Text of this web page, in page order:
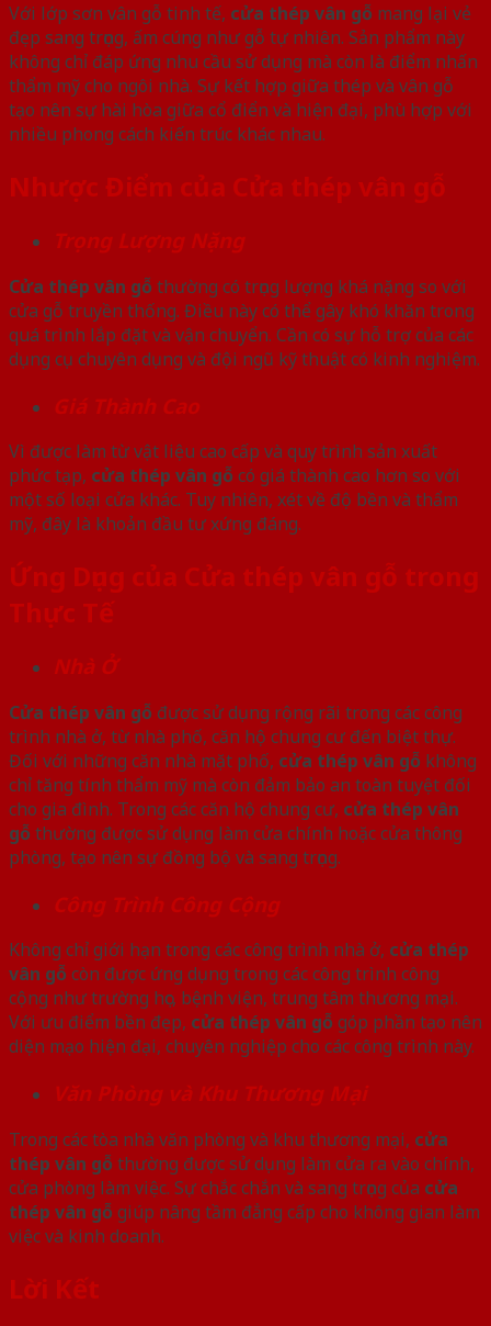
Với lớp sơn vân gỗ tinh tế, cửa thép vân gỗ mang lại vẻ
đẹp sang trọng, ấm cúng như gỗ tự nhiên. Sản phẩm này
không chỉ đáp ứng nhu cầu sử dụng mà còn là điểm nhấn
thẩm mỹ cho ngôi nhà. Sự kết hợp giữa thép và vân gỗ
tạo nên sự hài hòa giữa cổ điển và hiện đại, phù hợp với
nhiều phong cách kiến trúc khác nhau.
Nhược Điểm của Cửa thép vân gỗ
Trọng Lượng Nặng
Cửa thép vân gỗ thường có trọng lượng khá nặng so với
cửa gỗ truyền thống. Điều này có thể gây khó khăn trong
quá trình lắp đặt và vận chuyển. Cần có sự hỗ trợ của các
dụng cụ chuyên dụng và đội ngũ kỹ thuật có kinh nghiệm.
Giá Thành Cao
Vì được làm từ vật liệu cao cấp và quy trình sản xuất
phức tạp, cửa thép vân gỗ có giá thành cao hơn so với
một số loại cửa khác. Tuy nhiên, xét về độ bền và thẩm
mỹ, đây là khoản đầu tư xứng đáng.
Ứng Dụng của Cửa thép vân gỗ trong
Thực Tế
Nhà Ở
Cửa thép vân gỗ được sử dụng rộng rãi trong các công
trình nhà ở, từ nhà phố, căn hộ chung cư đến biệt thự.
Đối với những căn nhà mặt phố, cửa thép vân gỗ không
chỉ tăng tính thẩm mỹ mà còn đảm bảo an toàn tuyệt đối
cho gia đình. Trong các căn hộ chung cư, cửa thép vân
gỗ thường được sử dụng làm cửa chính hoặc cửa thông
phòng, tạo nên sự đồng bộ và sang trọng.
Công Trình Công Cộng
Không chỉ giới hạn trong các công trình nhà ở, cửa thép
vân gỗ còn được ứng dụng trong các công trình công
cộng như trường học, bệnh viện, trung tâm thương mại.
Với ưu điểm bền đẹp, cửa thép vân gỗ góp phần tạo nên
diện mạo hiện đại, chuyên nghiệp cho các công trình này.
Văn Phòng và Khu Thương Mại
Trong các tòa nhà văn phòng và khu thương mại, cửa
thép vân gỗ thường được sử dụng làm cửa ra vào chính,
cửa phòng làm việc. Sự chắc chắn và sang trọng của cửa
thép vân gỗ giúp nâng tầm đẳng cấp cho không gian làm
việc và kinh doanh.
Lời Kết